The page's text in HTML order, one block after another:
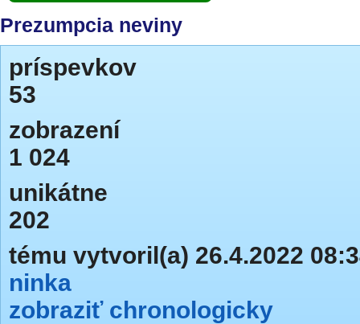
Prezumpcia neviny
príspevkov
53
zobrazení
1 024
unikátne
202
tému vytvoril(a) 26.4.2022
ninka
zobraziť chronologicky